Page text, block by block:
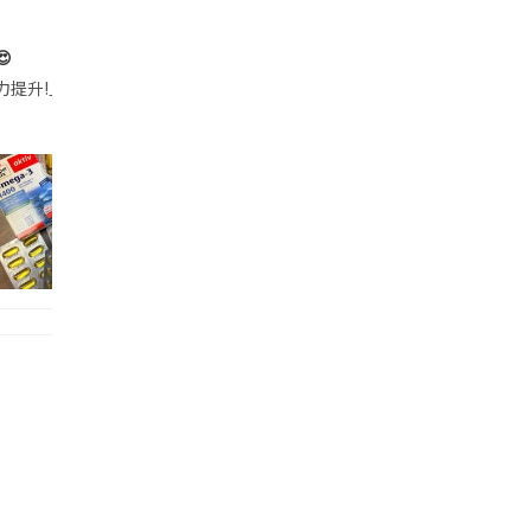
帶的行動電源機身已標示「10000mAh」，卻仍被要求當場丟
提升!｣ 長時間對住電腦､剪片寫稿,成日覺得眼睛乾澀､腦袋好似｢斷